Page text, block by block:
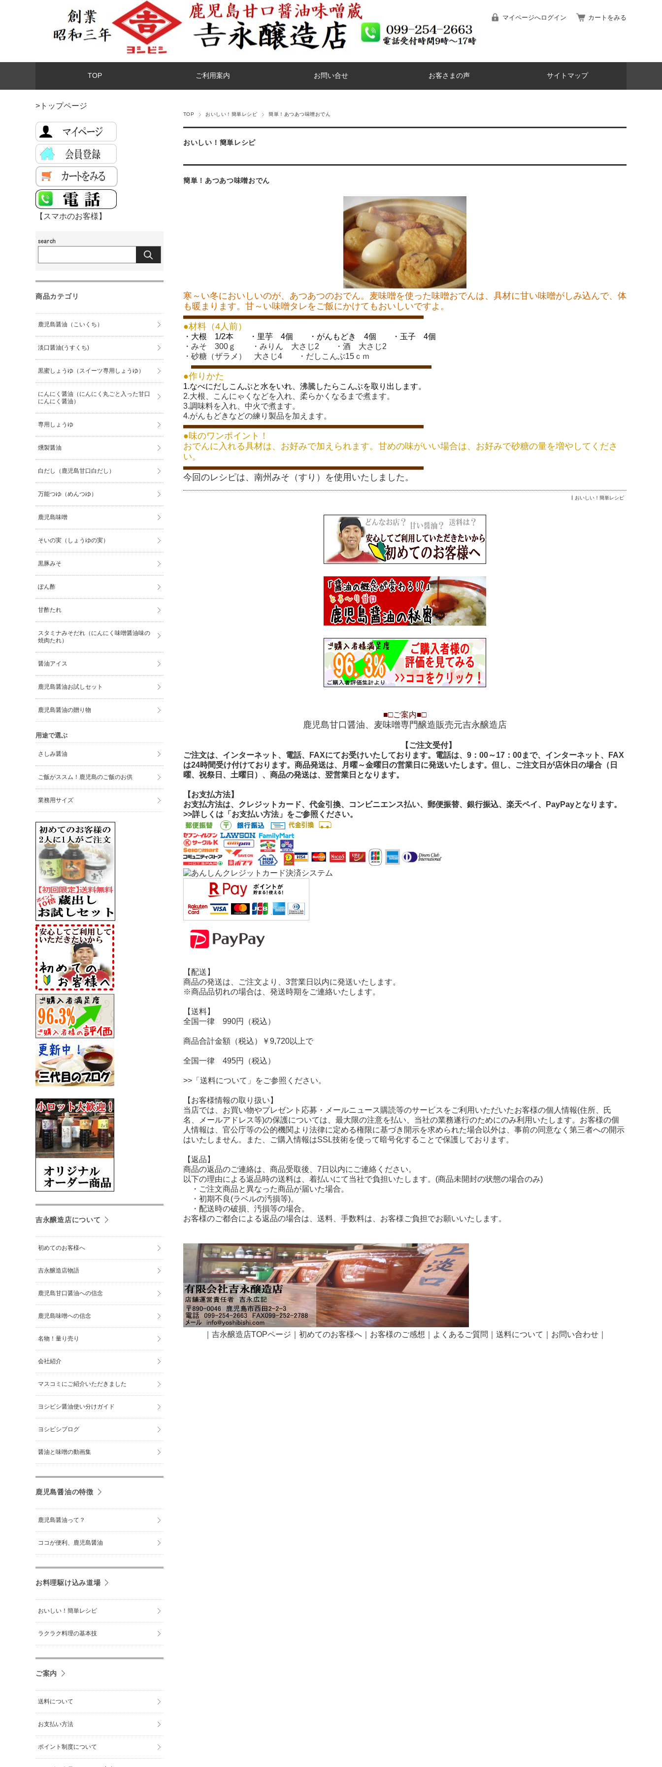
マイページへログイン カートをみる
TOP ご利用案内 お問い合せ お客さまの声 サイトマップ
TOP おいしい！簡単レシピ 簡単！あつあつ味噌おでん
おいしい！簡単レシピ
簡単！あつあつ味噌おでん
寒～い冬においしいのが、あつあつのおでん。麦味噌を使った味噌おでんは、具材に甘い味噌がしみ込んで、体
も暖まります。甘～い味噌タレをご飯にかけてもおいしいですよ。
●材料（4人前）
・大根 1/2本 ・里芋 4個 ・がんもどき 4個 ・玉子 4個
・みそ 300ｇ ・みりん 大さじ2 ・酒 大さじ2
・砂糖（ザラメ） 大さじ4 ・だしこんぶ15ｃｍ
●作りかた
1.なべにだしこんぶと水をいれ、沸騰したらこんぶを取り出します。
2.大根、こんにゃくなどを入れ、柔らかくなるまで煮ます。
3.調味料を入れ、中火で煮ます。
4.がんもどきなどの練り製品を加えます。
●味のワンポイント！
おでんに入れる具材は、お好みで加えられます。甘めの味がいい場合は、お好みで砂糖の量を増やしてくださ
い。
今回のレシピは、南州みそ（すり）を使用いたしました。
おいしい！簡単レシピ
■□ご案内■□
鹿児島甘口醤油、麦味噌専門醸造販売元吉永醸造店
【ご注文受付】
ご注文は、インターネット、電話、FAXにてお受けいたしております。電話は、9：00～17：00まで、インターネット、FAX
は24時間受け付けております。商品発送は、月曜～金曜日の営業日に発送いたします。但し、ご注文日が店休日の場合（日
曜、祝祭日、土曜日）、商品の発送は、翌営業日となります。
【お支払方法】
お支払方法は、クレジットカード、代金引換、コンビニエンス払い、郵便振替、銀行振込、楽天ペイ、PayPayとなります。
>>詳しくは「お支払い方法」をご参照ください。
【配送】
商品の発送は、ご注文より、3営業日以内に発送いたします。
※商品品切れの場合は、発送時期をご連絡いたします。
【送料】
全国一律 990円（税込）
商品合計金額（税込）￥9,720以上で
全国一律 495円（税込）
>>「送料について」をご参照ください。
【お客様情報の取り扱い】
当店では、お買い物やプレゼント応募・メールニュース購読等のサービスをご利用いただいたお客様の個人情報(住所、氏
名、メールアドレス等)の保護については、最大限の注意を払い、当社の業務遂行のためにのみ利用いたします。お客様の個
人情報は、官公庁等の公的機関より法律に定める権限に基づき開示を求められた場合以外は、事前の同意なく第三者への開示
はいたしません。また、ご購入情報はSSL技術を使って暗号化することで保護しております。
【返品】
商品の返品のご連絡は、商品受取後、7日以内にご連絡ください。
以下の理由による返品時の送料は、着払いにて当社で負担いたします。(商品未開封の状態の場合のみ)
・ご注文商品と異なった商品が届いた場合。
・初期不良(ラベルの汚損等)。
・配送時の破損、汚損等の場合。
お客様のご都合による返品の場合は、送料、手数料は、お客様ご負担でお願いいたします。
吉永醸造店TOPページ 初めてのお客様へ｜ お客様のご感想 よくあるご質問 送料について お問い合わせ｜
>トップページ
【スマホのお客様】
商品カテゴリ
鹿児島醤油（こいくち）
淡口醤油(うすくち)
黒蜜しょうゆ（スイーツ専用しょうゆ）
にんにく醤油（にんにく丸ごと入った甘口
にんにく醤油）
専用しょうゆ
燻製醤油
白だし（鹿児島甘口白だし）
万能つゆ（めんつゆ）
鹿児島味噌
そいの実（しょうゆの実）
黒豚みそ
ぽん酢
甘酢たれ
スタミナみそだれ（にんにく味噌醤油味の
焼肉たれ）
醤油アイス
鹿児島醤油お試しセット
鹿児島醤油の贈り物
用途で選ぶ
さしみ醤油
ご飯がススム！鹿児島のご飯のお供
業務用サイズ
吉永醸造店について
初めてのお客様へ
吉永醸造店物語
鹿児島甘口醤油への信念
鹿児島味噌への信念
名物！量り売り
会社紹介
マスコミにご紹介いただきました
ヨシビシ醤油使い分けガイド
ヨシビシブログ
醤油と味噌の動画集
鹿児島醤油の特徴
鹿児島醤油って？
ココが便利、鹿児島醤油
お料理駆け込み道場
おいしい！簡単レシピ
ラクラク料理の基本技
ご案内
送料について
お支払い方法
ポイント制度について